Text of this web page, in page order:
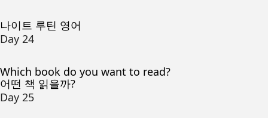
나이트 루틴 영어
Day 24
Which book do you want to read?
어떤 책 읽을까?
Day 25